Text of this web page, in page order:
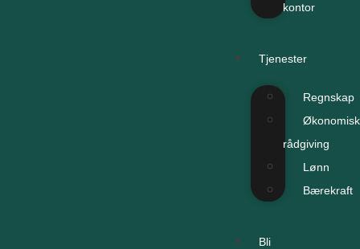
kontor
Tjenester
Regnskap
Økonomisk
rådgiving
Lønn
Bærekraft
Bli